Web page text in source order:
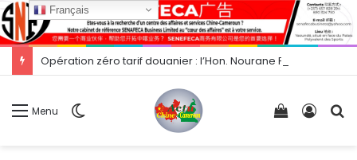
Menu
Voir
Français